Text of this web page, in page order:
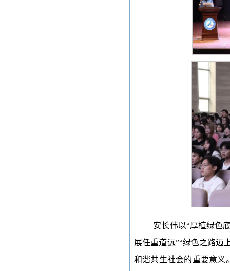
安长伟以“厚植绿色
展任重道远”“绿色之路迈
和谐共生社会的重要意义